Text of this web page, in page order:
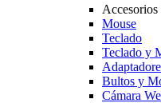
Accesorios
Mouse
Teclado
Teclado y
Bultos y
Cámara